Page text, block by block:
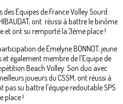
Equipes de France Volley Sourd :
ont réussi à battre le binôme
et ont su remporté la 3ème place !
de Emelyne BONNOT, jeune
également membre de l'Equipe de
Beach Volley. Son duo avec
joueurs du CSSM, ont réussi à
pas su battre l'équipe redoutable SPS
place !